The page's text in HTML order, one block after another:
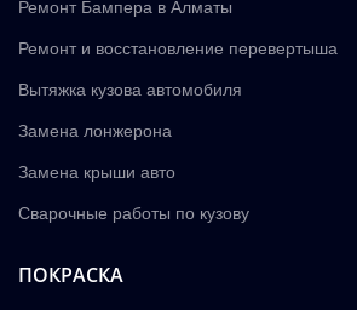
Ремонт Бампера в Алматы
Ремонт и восстановление перевертыша
Вытяжка кузова автомобиля
Замена лонжерона
Замена крыши авто
Сварочные работы по кузову
ПОКРАСКА